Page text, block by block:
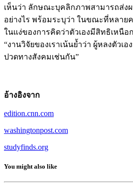
เห็นว่า ลักษณะบุคลิกภาพสามารถส่ง
อย่างไร พร้อมระบุว่า ในขณะที่หลาย
ในแง่ของการคิดว่าตัวเองมีสิทธิเหนือ
“งานวิจัยของเราเน้นย้ำว่า ผู้หลงตัวเ
ปวดทางสังคมเช่นกัน”
อ้างอิงจาก
edition.cnn.com
washingtonpost.com
studyfinds.org
You might also like